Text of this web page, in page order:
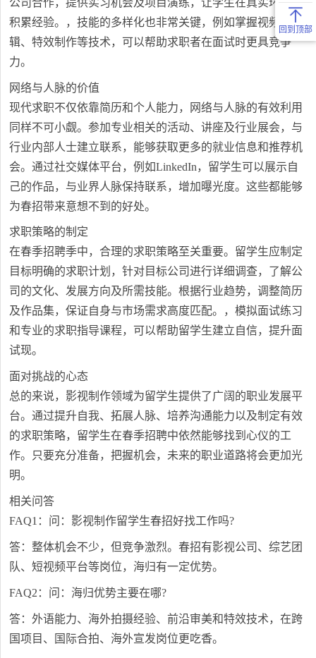
积累经验。，技能的多样化也非常关键，例如掌握视频剪
辑、特效制作等技术，可以帮助求职者在面试时更具竞争
力。
网络与人脉的价值
现代求职不仅依靠简历和个人能力，网络与人脉的有效利用
同样不可小觑。参加专业相关的活动、讲座及行业展会，与
行业内部人士建立联系，能够获取更多的就业信息和推荐机
会。通过社交媒体平台，例如LinkedIn，留学生可以展示自
己的作品，与业界人脉保持联系，增加曝光度。这些都能够
为春招带来意想不到的好处。
求职策略的制定
在春季招聘季中，合理的求职策略至关重要。留学生应制定
目标明确的求职计划，针对目标公司进行详细调查，了解公
司的文化、发展方向及所需技能。根据行业趋势，调整简历
及作品集，保证自身与市场需求高度匹配。，模拟面试练习
和专业的求职指导课程，可以帮助留学生建立自信，提升面
试现。
面对挑战的心态
总的来说，影视制作领域为留学生提供了广阔的职业发展平
台。通过提升自我、拓展人脉、培养沟通能力以及制定有效
的求职策略，留学生在春季招聘中依然能够找到心仪的工
作。只要充分准备，把握机会，未来的职业道路将会更加光
明。
相关问答
FAQ1：问：影视制作留学生春招好找工作吗?
答：整体机会不少，但竞争激烈。春招有影视公司、综艺团
队、短视频平台等岗位，海归有一定优势。
FAQ2：问：海归优势主要在哪?
答：外语能力、海外拍摄经验、前沿审美和特效技术，在跨
国项目、国际合拍、海外宣发岗位更吃香。
回到顶部